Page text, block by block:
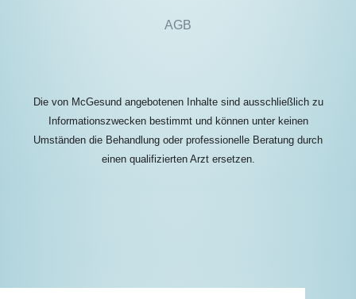
AGB
Die von McGesund angebotenen Inhalte sind ausschließlich zu
Informationszwecken bestimmt und können unter keinen
Umständen die Behandlung oder professionelle Beratung durch
einen qualifizierten Arzt ersetzen.